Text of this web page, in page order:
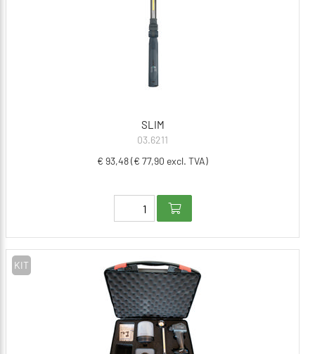
SLIM
03.6211
€ 93,48 (€ 77,90 excl. TVA)
KIT